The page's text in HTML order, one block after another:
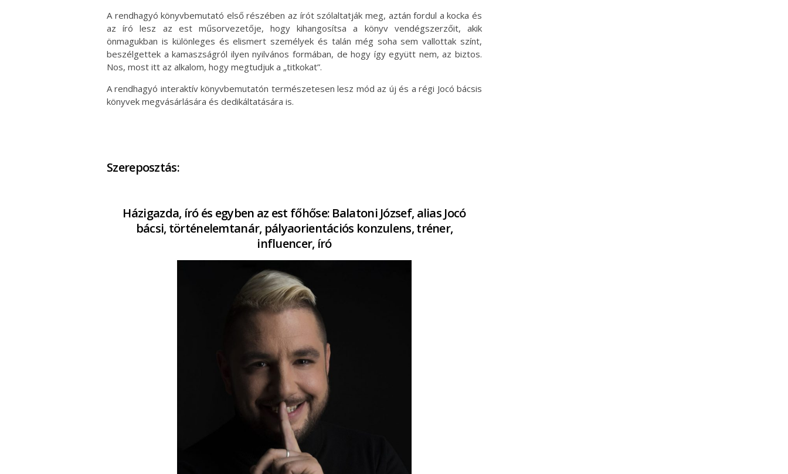
A rendhagyó könyvbemutató első részében az írót szólaltatják meg, aztán fordul a kocka és
az író lesz az est műsorvezetője, hogy kihangosítsa a könyv vendégszerzőit, akik
önmagukban is különleges és elismert személyek és talán még soha sem vallottak színt,
beszélgettek a kamaszságról ilyen nyilvános formában, de hogy így együtt nem, az biztos.
Nos, most itt az alkalom, hogy megtudjuk a „titkokat”.
A rendhagyó interaktív könyvbemutatón természetesen lesz mód az új és a régi Jocó bácsis
könyvek megvásárlására és dedikáltatására is.
Szereposztás:
Házigazda, író és egyben az est főhőse: Balatoni József, alias Jocó
bácsi, történelemtanár, pályaorientációs konzulens, tréner,
influencer, író